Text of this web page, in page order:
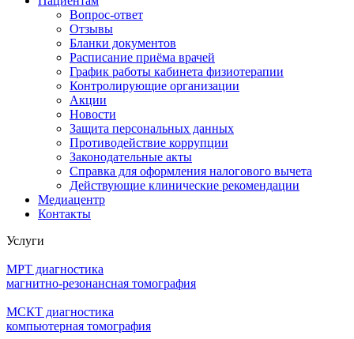
Вопрос-ответ
Отзывы
Бланки документов
Расписание приёма врачей
График работы кабинета физиотерапии
Контролирующие организации
Акции
Новости
Защита персональных данных
Противодействие коррупции
Законодательные акты
Справка для оформления налогового вычета
Действующие клинические рекомендации
Медиацентр
Контакты
Услуги
МРТ диагностика
магнитно-резонансная томография
МСКТ диагностика
компьютерная томография